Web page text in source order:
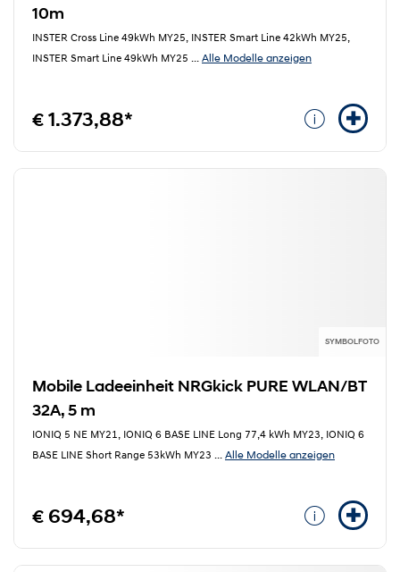
10m
INSTER Cross Line 49kWh MY25, INSTER Smart Line 42kWh MY25,
INSTER Smart Line 49kWh MY25 ... Alle Modelle anzeigen
€ 1.373,88*
SYMBOLFOTO
Mobile Ladeeinheit NRGkick PURE WLAN/BT
32A, 5 m
IONIQ 5 NE MY21, IONIQ 6 BASE LINE Long 77,4 kWh MY23, IONIQ 6
BASE LINE Short Range 53kWh MY23 ... Alle Modelle anzeigen
€ 694,68*